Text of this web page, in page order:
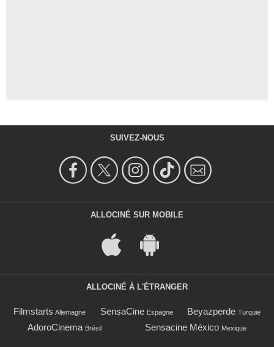
SUIVEZ-NOUS
ALLOCINÉ SUR MOBILE
ALLOCINÉ À L'ÉTRANGER
Filmstarts Allemagne SensaCine Espagne Beyazperde Turquie
AdoroCinema Brésil Sensacine México Mexique